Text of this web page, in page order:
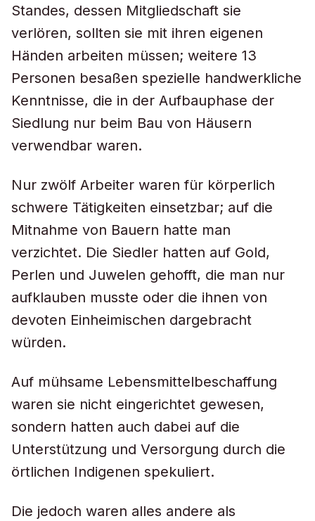
Standes, dessen Mitgliedschaft sie
verlören, sollten sie mit ihren eigenen
Händen arbeiten müssen; weitere 13
Personen besaßen spezielle handwerkliche
Kenntnisse, die in der Aufbauphase der
Siedlung nur beim Bau von Häusern
verwendbar waren.
Nur zwölf Arbeiter waren für körperlich
schwere Tätigkeiten einsetzbar; auf die
Mitnahme von Bauern hatte man
verzichtet. Die Siedler hatten auf Gold,
Perlen und Juwelen gehofft, die man nur
aufklauben musste oder die ihnen von
devoten Einheimischen dargebracht
würden.
Auf mühsame Lebensmittelbeschaffung
waren sie nicht eingerichtet gewesen,
sondern hatten auch dabei auf die
Unterstützung und Versorgung durch die
örtlichen Indigenen spekuliert.
Die jedoch waren alles andere als